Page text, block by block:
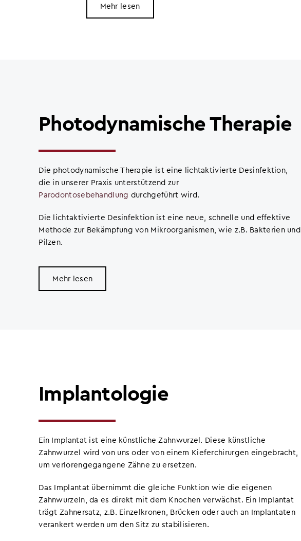
Mehr lesen
Photodynamische Therapie
Die photodynamische Therapie ist eine lichtaktivierte Desinfektion,
die in unserer Praxis unterstützend zur
Parodontosebehandlung durchgeführt wird.
Die lichtaktivierte Desinfektion ist eine neue, schnelle und effektive
Methode zur Bekämpfung von Mikroorganismen, wie z.B. Bakterien und
Pilzen.
Mehr lesen
Implantologie
Ein Implantat ist eine künstliche Zahnwurzel. Diese künstliche
Zahnwurzel wird von uns oder von einem Kieferchirurgen eingebracht,
um verlorengegangene Zähne zu ersetzen.
Das Implantat übernimmt die gleiche Funktion wie die eigenen
Zahnwurzeln, da es direkt mit dem Knochen verwächst. Ein Implantat
trägt Zahnersatz, z.B. Einzelkronen, Brücken oder auch an Implantaten
verankert werden um den Sitz zu stabilisieren.